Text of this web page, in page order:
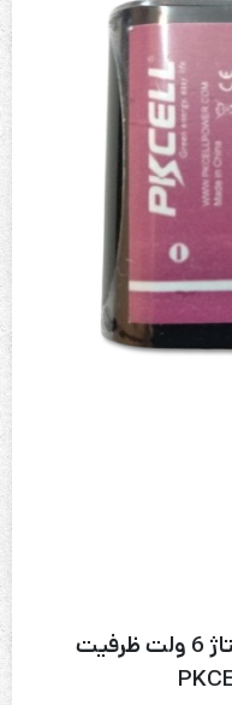
باتری لیتیوم مدل CR-P2 ولتاژ 6 ولت ظرفیت